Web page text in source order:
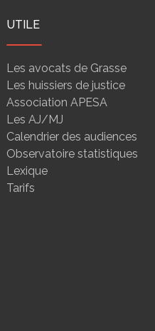
UTILE
Les avocats de Grasse
Les huissiers de justice
Association APESA
Les AJ/MJ
Calendrier des audiences
Observatoire statistiques
Lexique
Tarifs